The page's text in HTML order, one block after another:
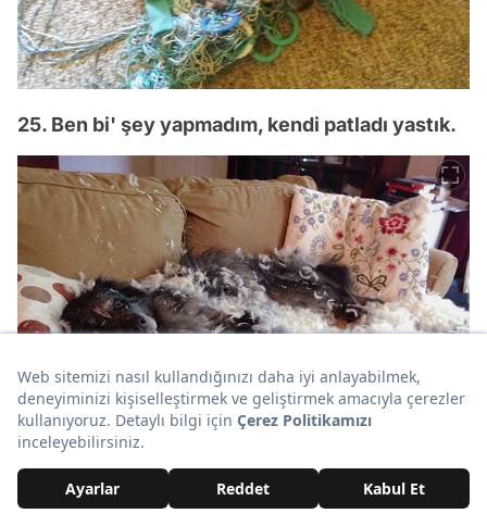
25. Ben bi' şey yapmadım, kendi patladı yastık.